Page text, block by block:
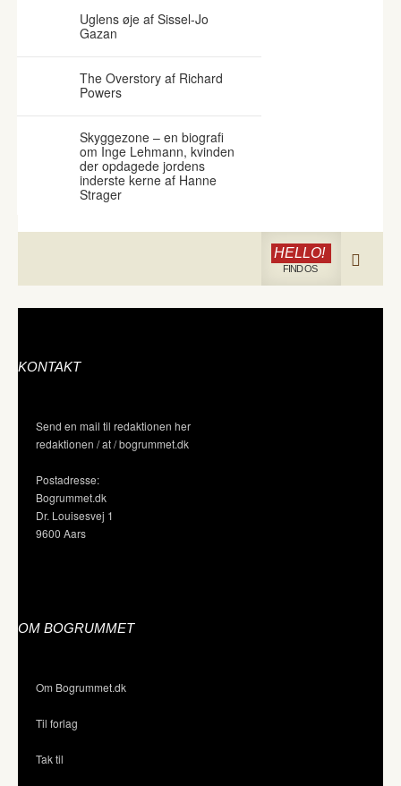
Uglens øje af Sissel-Jo
Gazan
The Overstory af Richard
Powers
Skyggezone – en biografi
om Inge Lehmann, kvinden
der opdagede jordens
inderste kerne af Hanne
Strager
HELLO!
FIND OS
KONTAKT
Send en mail til redaktionen her
redaktionen / at / bogrummet.dk
Postadresse:
Bogrummet.dk
Dr. Louisesvej 1
9600 Aars
OM BOGRUMMET
Om Bogrummet.dk
Til forlag
Tak til